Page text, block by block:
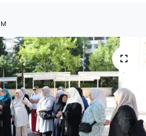
ve Fikstür